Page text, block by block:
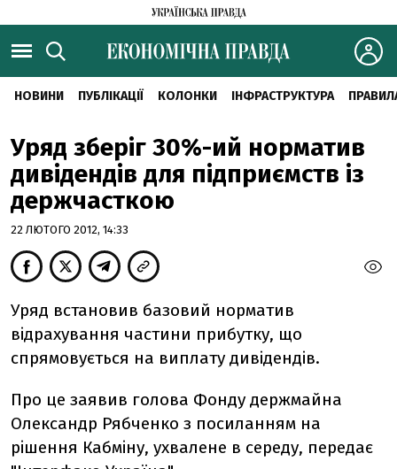
НОВИНИ ПУБЛІКАЦІЇ КОЛОНКИ ІНФРАСТРУКТУРА
Уряд зберiг 30%-ий норматив
дивiдендiв для пiдприємств iз
держчасткою
22 ЛЮТОГО 2012, 14:33
Уряд встановив базовий норматив
вiдрахування частини прибутку, що
спрямовується на виплату дивiдендiв.
Про це заявив голова Фонду держмайна
Олександр Рябченко з посиланням на
рiшення Кабмiну, ухвалене в середу, передає